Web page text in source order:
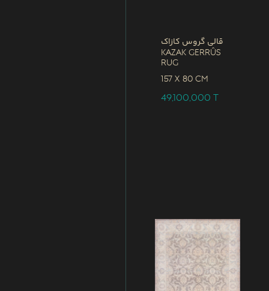
قالی گروس کازاک
Kazak Gerrûs
Rug
157 x 80 CM
49,100,000T